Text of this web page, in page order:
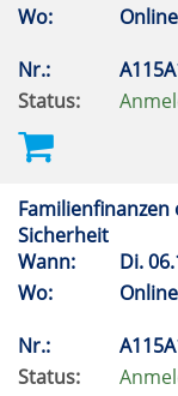
Wo:
Nr.:
Status:
Sicherheit
Wann:
Di.
Wo:
Nr.:
Status: